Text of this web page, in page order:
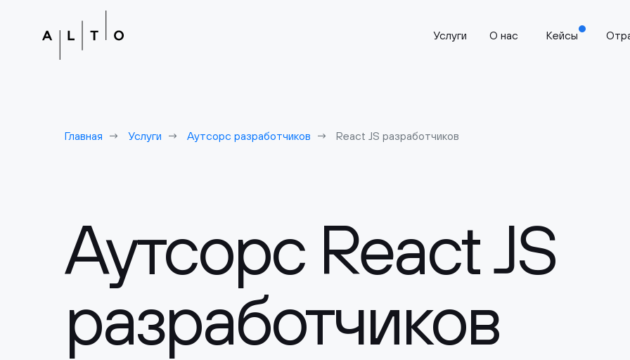
Услуги О нас Кейсы
Главная Услуги Аутсорс разработчиков React JS разработчиков
Аутсорс React JS
разработчиков